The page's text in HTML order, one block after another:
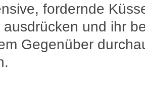
fordernde
und ihr
Gegenüber